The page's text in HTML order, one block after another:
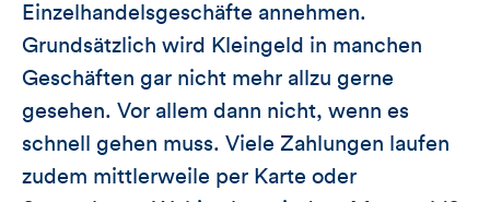
Einzelhandelsgeschäfte annehmen.
Grundsätzlich wird Kleingeld in manchen
Geschäften gar nicht mehr allzu gerne
gesehen. Vor allem dann nicht, wenn es
schnell gehen muss. Viele Zahlungen laufen
zudem mittlerweile per Karte oder